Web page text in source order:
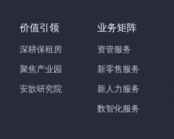
价值引领
深耕保租房
聚焦产业园
安歆研究院
业务矩阵
资管服务
新零售服务
新人力服务
数智化服务